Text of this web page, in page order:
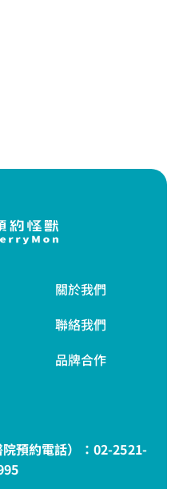
關於我們
聯絡我們
品牌合作
預約電話）： 02-2521-